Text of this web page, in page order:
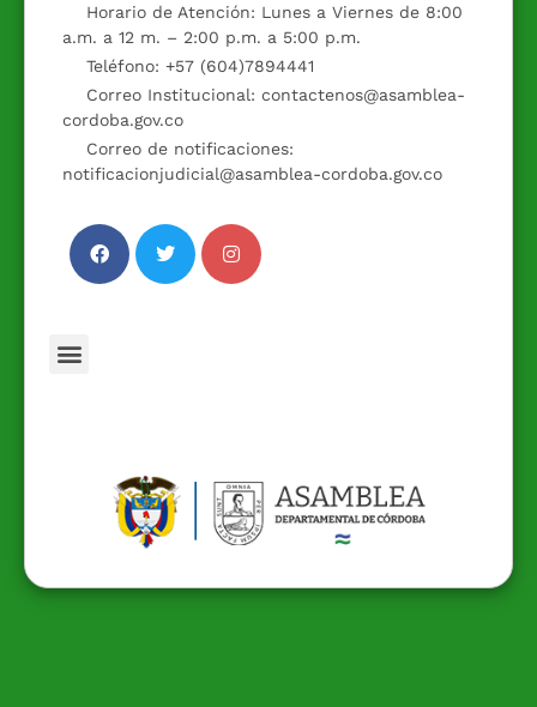
Horario de Atención: Lunes a Viernes de 8:00
a.m. a 12 m. – 2:00 p.m. a 5:00 p.m.
Teléfono: +57 (604)7894441
Correo Institucional: contactenos@asamblea-
cordoba.gov.co
Correo de notificaciones:
notificacionjudicial@asamblea-cordoba.gov.co